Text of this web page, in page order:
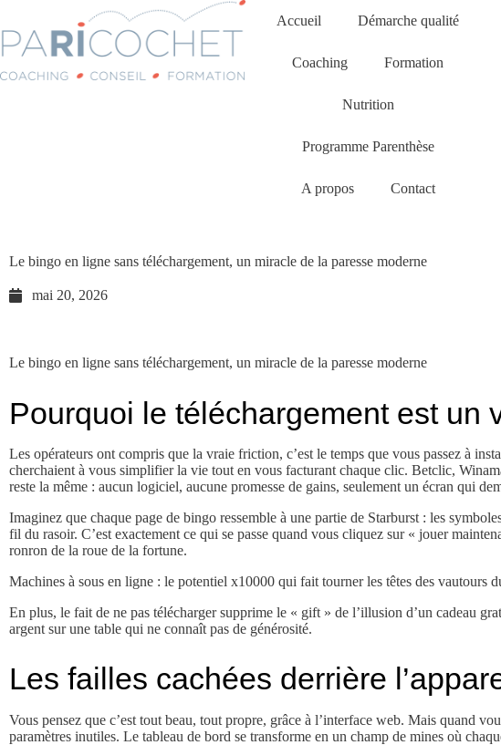
Accueil Démarche qualité
Coaching Formation
Nutrition
Programme Parenthèse
A propos Contact
Le bingo en ligne sans téléchargement, un miracle de la paresse moderne
mai 20, 2026
Le bingo en ligne sans téléchargement, un miracle de la paresse moderne
Pourquoi le téléchargement est un
Les opérateurs ont compris que la vraie friction, c’est le temps que vous passez à
cherchaient à vous simplifier la vie tout en vous facturant chaque clic. Betclic,
reste la même : aucun logiciel, aucune promesse de gains, seulement un écran qui
Imaginez que chaque page de bingo ressemble à une partie de Starburst : les
fil du rasoir. C’est exactement ce qui se passe quand vous cliquez sur « jouer
ronron de la roue de la fortune.
Machines à sous en ligne : le potentiel x10000 qui fait tourner les têtes des vautours
En plus, le fait de ne pas télécharger supprime le « gift » de l’illusion d’un cadeau
argent sur une table qui ne connaît pas de générosité.
Les failles cachées derrière
Vous pensez que c’est tout beau, tout propre, grâce à l’interface web. Mais quand
paramètres inutiles. Le tableau de bord se transforme en un champ de mines où